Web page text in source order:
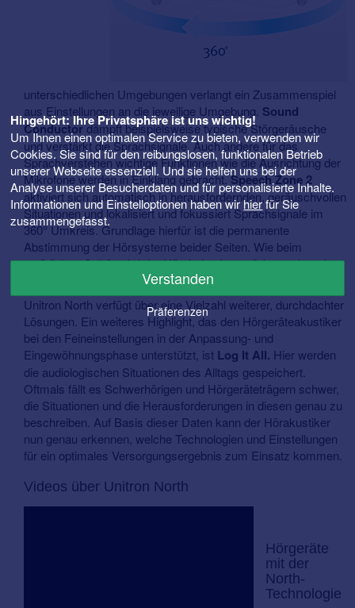
unterschiedlichen Umgebungen verlangt ein Zusammenspiel
aus Einstellungen an die jeweilige Umgebung. Sound
Conductordämpft beispielsweise typische Störgeräusche
und verstärkt die Sprachsignale. Auch andere für das
Sprachverstehen wichtige Funktionen wie die Ausrichtung der
Mikrofone werden in Einklang gebracht.Speech Zone 2
aktiviert sich automatisch in herausfordernden, geräuschvollen
Situationen und lokalisiert und fokussiert Sprachsignale im
360° Umkreis. Grundlage hierfür ist die permanente
Abstimmung der Hörsysteme beider Seiten. Wie beim
natürlichen Gehör wird der Höreindruck von links auch rechts
Unitron North verfügt über eine Vielzahl weiterer, durchdachter
Lösungen. Ein weiteres Highlight, das den Hörgeräteakustiker
bei den Feineinstellungen in der Anpassung- und
Eingewöhnungsphase unterstützt, ist Log It All. Hier werden
die audiologischen Situationen des Alltags gespeichert.
Oftmals fällt es Schwerhörigen und Hörgeräteträgern schwer,
die Situationen und die Herausforderungen in diesen genau zu
beschreiben. Auf Basis dieser Daten kann der Hörakustiker
nun genau erkennen, welche Technologien und Einstellungen
für ein optimales Versorgungsergebnis zum Einsatz kommen.
Videos über Unitron North
Hörgeräte
mit der
North-
Technologie
Hingehört: Ihre Privatsphäre ist uns wichtig!
Um Ihnen einen optimalen Service zu bieten, verwenden wir
Cookies. Sie sind für den reibungslosen, funktionalen Betrieb
unserer Webseite essenziell. Und sie helfen uns bei der
Analyse unserer Besucherdaten und für personalisierte Inhalte.
Informationen und Einstelloptionen haben wirhierfür Sie
zusammengefasst.
Verstanden
Präferenzen